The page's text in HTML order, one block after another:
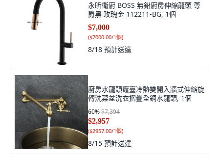
永昕衛廚 BOSS 無鉛廚房伸縮龍頭 尊
爵黑 玫瑰金 112211-BG, 1個
$7,000
($7000.00/1個)
8/18 預計送達
廚房水龍頭竈臺冷熱雙開入牆式伸縮旋
轉洗菜盆洗衣摺疊全銅水龍頭, 1個
60%$7,394
$2,957
($2957.00/1個)
8/15 預計送達